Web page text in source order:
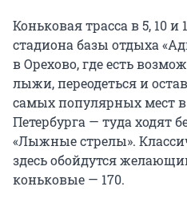
Коньковая трасса в 5, 10
стадиона базы отдыха
в Орехово, где есть
лыжи, переодеться и
самых популярных мест в
Петербурга — туда ходят
«Лыжные стрелы».
здесь обойдутся
коньковые — 170.